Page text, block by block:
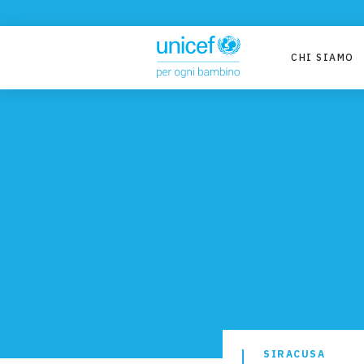
CHI SIAMO
SIRACUSA